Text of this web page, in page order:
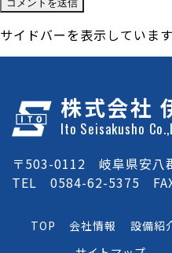
サイドバーを表示しています
株式会社
Ito Seisakusho
〒503-0112 岐阜県安八
TEL 0584-62-5375
TOP 会社情報 設備紹